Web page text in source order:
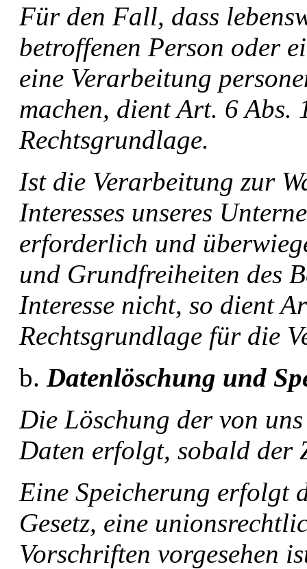
Für den Fall, dass
betroffenen Person oder
eine Verarbeitung
machen, dient Art. 6 Abs.
Rechtsgrundlage.
Ist die Verarbeitung zur
Interesses unseres
erforderlich und
und Grundfreiheiten des
Interesse nicht, so dient
Rechtsgrundlage für die
Datenlöschung und
Die Löschung der von
Daten erfolgt, sobald der
Eine Speicherung erfolgt
Gesetz, eine
Vorschriften vorgesehen